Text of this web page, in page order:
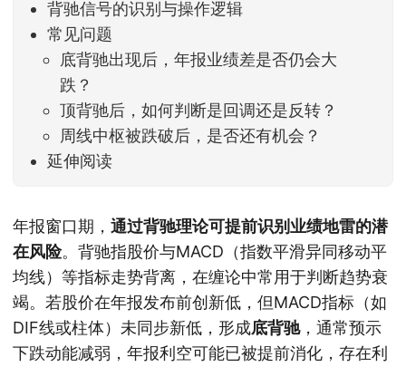
回暖到2
背驰信号的识别与操作逻辑
常见问题
底背驰出现后，年报业绩差是否仍会大
跌？
顶背驰后，如何判断是回调还是反转？
周线中枢被跌破后，是否还有机会？
延伸阅读
年报窗口期， 通过背驰理论可提前识别业绩地雷的潜
在风险。背驰指股价与MACD（指数平滑异同移动平
均线）等指标走势背离，在缠论中常用于判断趋势衰
竭。若股价在年报发布前创新低，但MACD指标（如
DIF线或柱体）未同步新低，形成底背驰，通常预示
下跌动能减弱，年报利空可能已被提前消化，存在利